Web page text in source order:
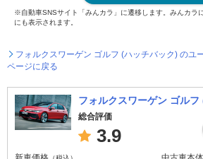
※自動車SNSサイト「みんカラ」に遷移します。みんカラ
にも表示されます。
フォルクスワーゲン ゴルフ (ハッチバック) のユ
ページに戻る
フォルクスワーゲン ゴルフ
総合評価
3.9